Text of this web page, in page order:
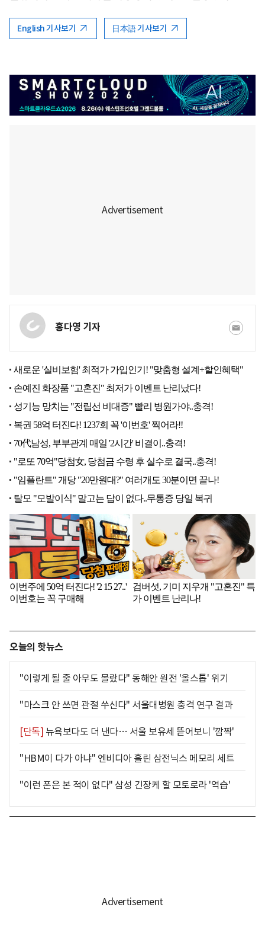
English 기사보기 日本語 기사보기
홍다영 기자
오늘의 핫뉴스
"이렇게 될 줄 아무도 몰랐다" 동해안 원전 '올스톱' 위기
"마스크 안 쓰면 관절 쑤신다" 서울대병원 충격 연구 결과
[단독] 뉴욕보다도 더 낸다… 서울 보유세 뜯어보니 '깜짝'
"HBM이 다가 아냐" 엔비디아 홀린 삼전닉스 메모리 세트
"이런 폰은 본 적이 없다" 삼성 긴장케 할 모토로라 '역습'